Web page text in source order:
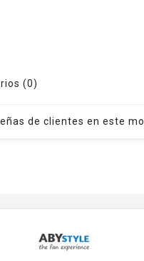
(0)
de clientes en este